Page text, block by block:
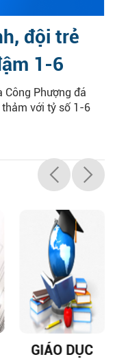
đội trẻ
1-6
Công Phượng đá
với tỷ số 1-6
GIÁO DỤC